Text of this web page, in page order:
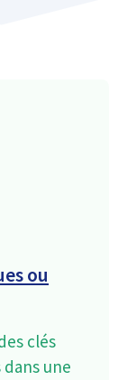
ou
clés
une